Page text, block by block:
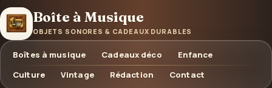
Boîte à Musique
OBJETS SONORES & CADEAUX DURABLES
Boîtes à musique Cadeaux déco
Enfance
Culture
Vintage Rédaction Contact